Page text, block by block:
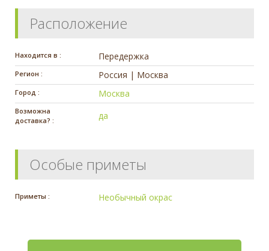
Расположение
Находится в : Передержка
Регион : Россия | Москва
Город : Москва
Возможна
доставка? :
да
Особые приметы
Приметы : Необычный окрас